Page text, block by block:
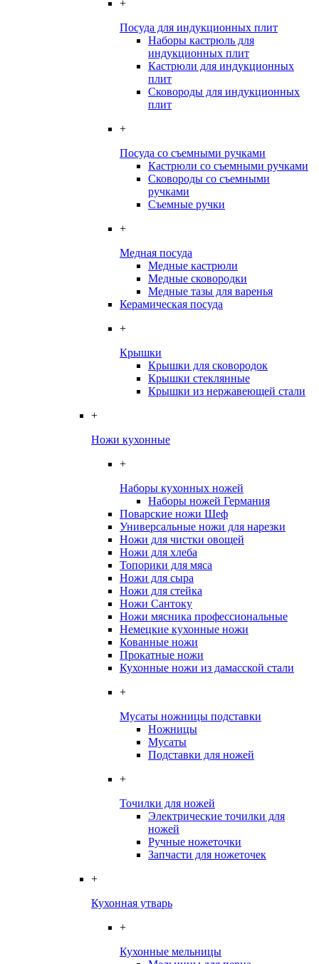
+
Посуда для индукционных плит
Наборы кастрюль для
индукционных плит
Кастрюли для индукционных
плит
Сковороды для индукционных
плит
+
Посуда со съемными ручками
Кастрюли со съемными ручками
Сковороды со съемными
ручками
Съемные ручки
+
Медная посуда
Медные кастрюли
Медные сковородки
Медные тазы для варенья
Керамическая посуда
+
Крышки
Крышки для сковородок
Крышки стеклянные
Крышки из нержавеющей стали
+
Ножи кухонные
+
Наборы кухонных ножей
Наборы ножей Германия
Поварские ножи Шеф
Универсальные ножи для нарезки
Ножи для чистки овощей
Ножи для хлеба
Топорики для мяса
Ножи для сыра
Ножи для стейка
Ножи Сантоку
Ножи мясника профессиональные
Немецкие кухонные ножи
Кованные ножи
Прокатные ножи
Кухонные ножи из дамасской стали
+
Мусаты ножницы подставки
Ножницы
Мусаты
Подставки для ножей
+
Точилки для ножей
Электрические точилки для
ножей
Ручные ножеточки
Запчасти для ножеточек
+
Кухонная утварь
+
Кухонные мельницы